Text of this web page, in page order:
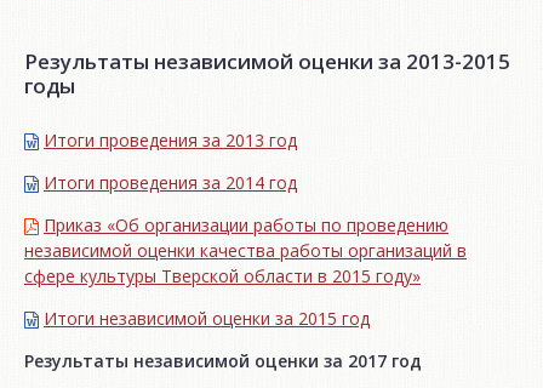
Результаты независимой оценки за 2013-2015
годы
Итоги проведения за 2013 год
Итоги проведения за 2014 год
Приказ «Об организации работы по проведению
независимой оценки качества работы организаций в
сфере культуры Тверской области в 2015 году»
Итоги независимой oценки за 2015 год
Результаты независимой оценки за 2017 год